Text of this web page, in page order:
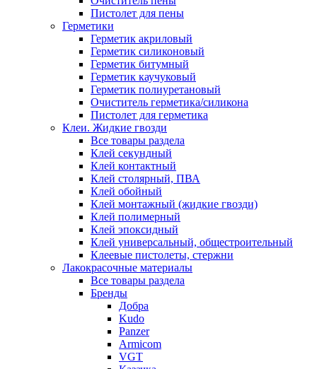
Пистолет для пены
Герметики
Герметик акриловый
Герметик силиконовый
Герметик битумный
Герметик каучуковый
Герметик полиуретановый
Очиститель герметика/силикона
Пистолет для герметика
Клеи. Жидкие гвозди
Все товары раздела
Клей секундный
Клей контактный
Клей столярный, ПВА
Клей обойный
Клей монтажный (жидкие гвозди)
Клей полимерный
Клей эпоксидный
Клей универсальный, общестроительный
Клеевые пистолеты, стержни
Лакокрасочные материалы
Все товары раздела
Бренды
Добра
Kudo
Panzer
Armicom
VGT